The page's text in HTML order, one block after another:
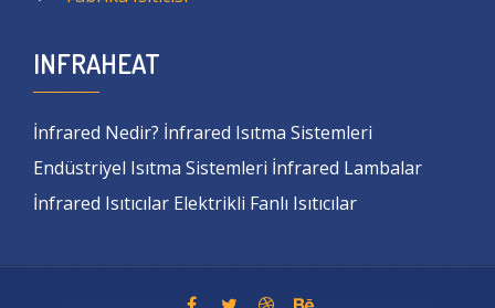
INFRAHEAT
İnfrared Nedir? İnfrared Isıtma Sistemleri
Endüstriyel Isıtma Sistemleri İnfrared Lambalar
İnfrared Isıtıcılar Elektrikli Fanlı Isıtıcılar